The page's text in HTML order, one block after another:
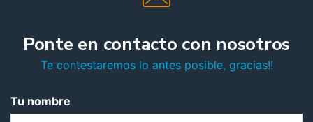
Ponte en contacto con nosotros
Te contestaremos lo antes posible, gracias!!
Tu nombre